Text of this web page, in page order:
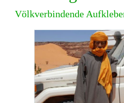
Völkverbindende